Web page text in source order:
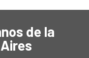
de la